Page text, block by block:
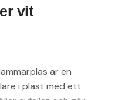
vit
är en
i plast med ett